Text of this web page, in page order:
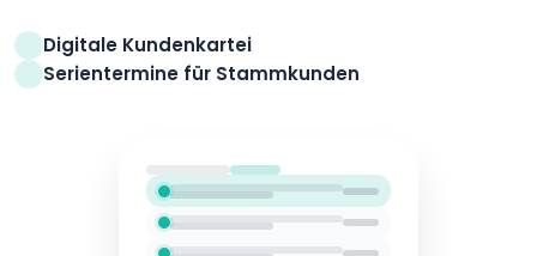
Digitale Kundenkartei
Serientermine für Stammkunden